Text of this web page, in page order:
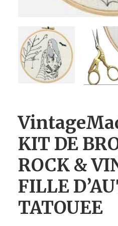
KIT DE
ROCK &
FILLE
TATOUEE